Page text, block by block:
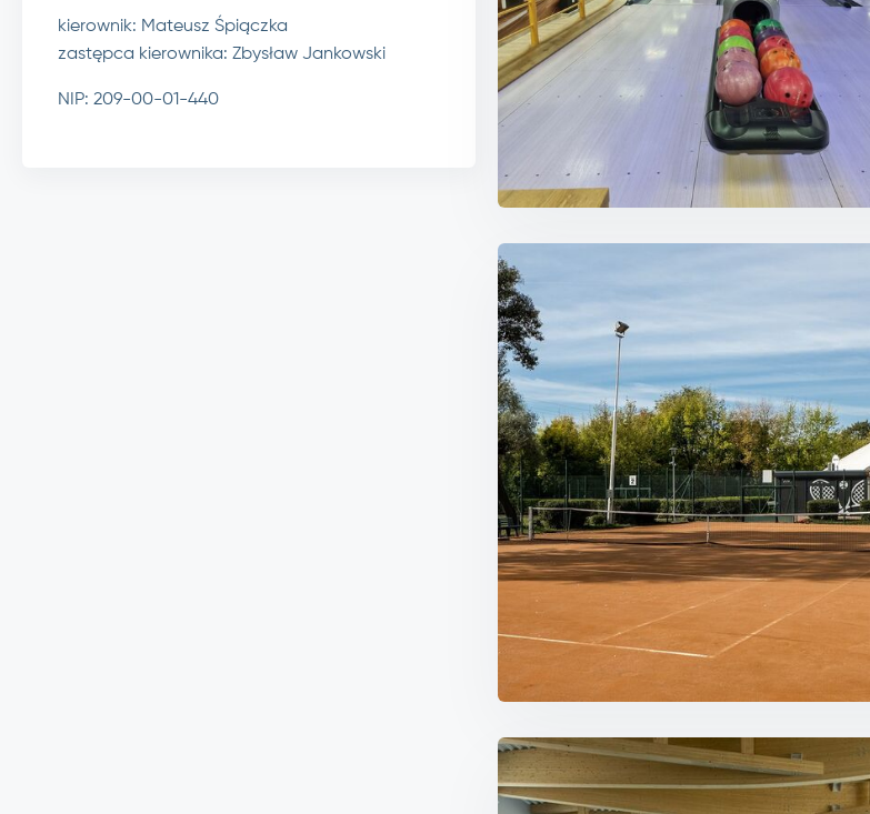
kierownik: Mateusz Śpiączka
zastępca kierownika: Zbysław Jankowski
NIP: 209-00-01-440